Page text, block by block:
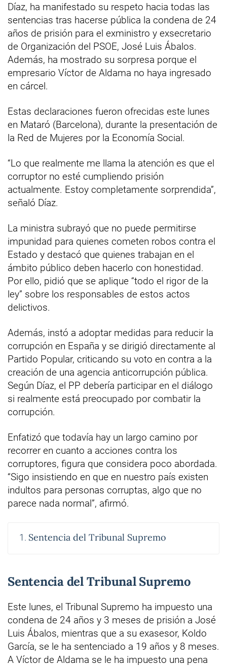
Díaz, ha manifestado su respeto hacia todas las
sentencias tras hacerse pública la condena de 24
años de prisión para el exministro y exsecretario
de Organización del PSOE, José Luis Ábalos.
Además, ha mostrado su sorpresa porque el
empresario Víctor de Aldama no haya ingresado
en cárcel.
Estas declaraciones fueron ofrecidas este lunes
en Mataró (Barcelona), durante la presentación de
la Red de Mujeres por la Economía Social.
“Lo que realmente me llama la atención es que el
corruptor no esté cumpliendo prisión
actualmente. Estoy completamente sorprendida”,
señaló Díaz.
La ministra subrayó que no puede permitirse
impunidad para quienes cometen robos contra el
Estado y destacó que quienes trabajan en el
ámbito público deben hacerlo con honestidad.
Por ello, pidió que se aplique “todo el rigor de la
ley” sobre los responsables de estos actos
delictivos.
Además, instó a adoptar medidas para reducir la
corrupción en España y se dirigió directamente al
Partido Popular, criticando su voto en contra a la
creación de una agencia anticorrupción pública.
Según Díaz, el PP debería participar en el diálogo
si realmente está preocupado por combatir la
corrupción.
Enfatizó que todavía hay un largo camino por
recorrer en cuanto a acciones contra los
corruptores, figura que considera poco abordada.
“Sigo insistiendo en que en nuestro país existen
indultos para personas corruptas, algo que no
parece nada normal”, afirmó.
Sentencia del Tribunal Supremo
Sentencia del Tribunal Supremo
Este lunes, el Tribunal Supremo ha impuesto una
condena de 24 años y 3 meses de prisión a José
Luis Ábalos, mientras que a su exasesor, Koldo
García, se le ha sentenciado a 19 años y 8 meses.
A Víctor de Aldama se le ha impuesto una pena